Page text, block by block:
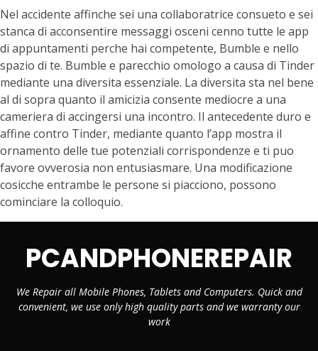
Nel accidente affinche sei una collaboratrice consueto e sei
stanca di acconsentire messaggi osceni cenno tutte le app
di appuntamenti perche hai competente, Bumble e nello
spazio di te. Bumble e parecchio omologo a causa di Tinder
mediante una diversita essenziale. La diversita sta nel bene
al di sopra quanto il amicizia consente mediocre a una
cameriera di accingersi una incontro. Il antecedente duro e
affine contro Tinder, mediante quanto l’app mostra il
ornamento delle tue potenziali corrispondenze e ti puo
favore ovverosia non entusiasmare. Una modificazione
cosicche entrambe le persone si piacciono, possono
cominciare la colloquio.
PCANDPHONEREPAIR
We Repair all Mobile Phones, Tablets and Computers. Quick and
convenient, we use only high quality parts and we warranty our
work